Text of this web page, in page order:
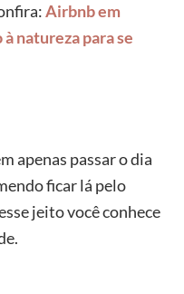
Airbnb em
natureza para se
apenas passar o dia
ficar lá pelo
jeito você conhece